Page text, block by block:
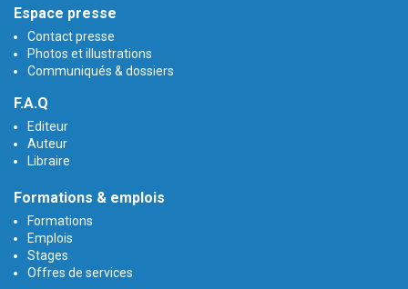
Espace presse
Contact presse
Photos et illustrations
Communiqués & dossiers
F.A.Q
Editeur
Auteur
Libraire
Formations & emplois
Formations
Emplois
Stages
Offres de services